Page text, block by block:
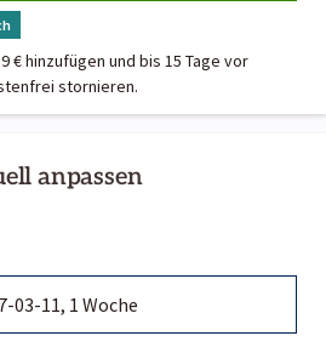
anpassen
€ hinzufügen und bis 15 Tage vor
stornieren.